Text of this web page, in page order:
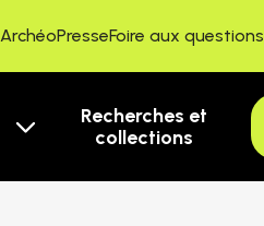
ArchéoPresseFoire aux questions
Recherches et
collections